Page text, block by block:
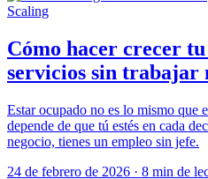
Scaling
Cómo hacer crecer tu
servicios sin trabajar
Estar ocupado no es lo mismo que
depende de que tú estés en cada
negocio, tienes un empleo sin jefe.
24 de febrero de 2026 · 8 min de